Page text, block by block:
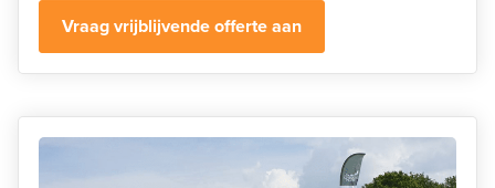
Vraag vrijblijvende offerte aan